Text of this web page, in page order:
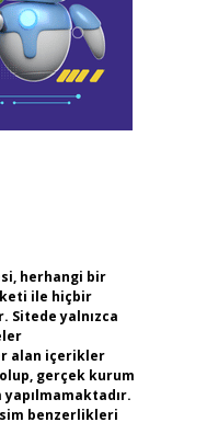
herhangi bir
ile hiçbir
Sitede yalnızca
alan içerikler
gerçek kurum
yapılmamaktadır.
benzerlikleri